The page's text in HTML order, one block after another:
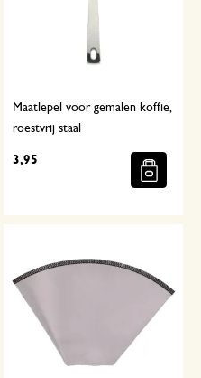
Maatlepel voor gemalen koffie,
roestvrij staal
3,95